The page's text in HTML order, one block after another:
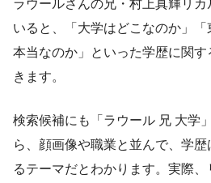
ラウールさんの兄・村上真輝リ
いると、「大学はどこなのか」
本当なのか」といった学歴に関
きます。
検索候補にも「ラウール 兄 大学
ら、顔画像や職業と並んで、学
るテーマだとわかります。実際